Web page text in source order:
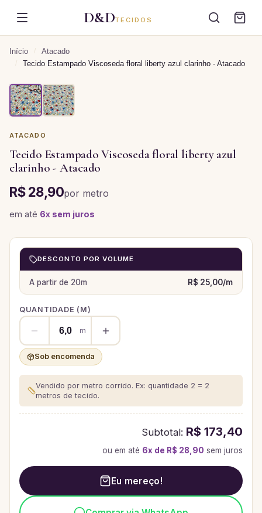
D&DTECIDOS
Início / Atacado
/ Tecido Estampado Viscoseda floral liberty azul clarinho - Atacado
ATACADO
Tecido Estampado Viscoseda floral liberty azul
clarinho - Atacado
R$ 28,90por metro
em até 6x sem juros
DESCONTO POR VOLUME
A partir de 20m R$ 25,00/m
QUANTIDADE ( M)
m
Sob encomenda
Vendido por metro corrido. Ex: quantidade 2 = 2
metros de tecido.
Subtotal: R$ 173,40
ou em até 6x de R$ 28,90 sem juros
Eu mereço!